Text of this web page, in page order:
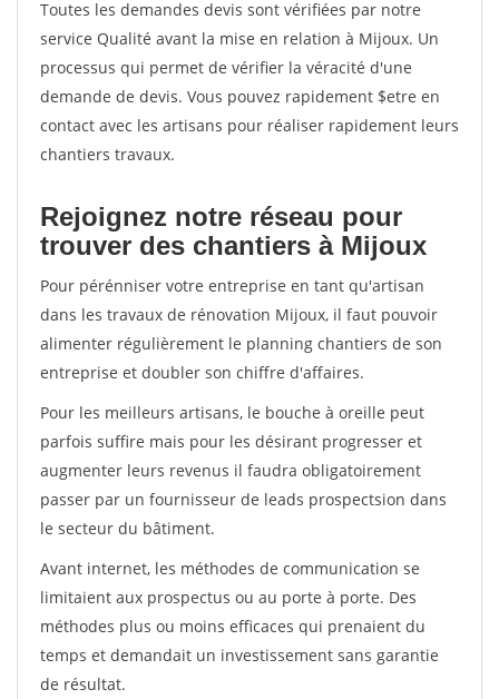
Toutes les demandes devis sont vérifiées par notre
service Qualité avant la mise en relation à Mijoux. Un
processus qui permet de vérifier la véracité d'une
demande de devis. Vous pouvez rapidement $etre en
contact avec les artisans pour réaliser rapidement leurs
chantiers travaux.
Rejoignez notre réseau pour
trouver des chantiers à Mijoux
Pour pérénniser votre entreprise en tant qu'artisan
dans les travaux de rénovation Mijoux, il faut pouvoir
alimenter régulièrement le planning chantiers de son
entreprise et doubler son chiffre d'affaires.
Pour les meilleurs artisans, le bouche à oreille peut
parfois suffire mais pour les désirant progresser et
augmenter leurs revenus il faudra obligatoirement
passer par un fournisseur de leads prospectsion dans
le secteur du bâtiment.
Avant internet, les méthodes de communication se
limitaient aux prospectus ou au porte à porte. Des
méthodes plus ou moins efficaces qui prenaient du
temps et demandait un investissement sans garantie
de résultat.